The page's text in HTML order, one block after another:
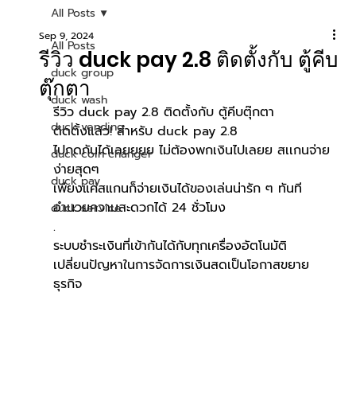
All Posts
duck group
duck wash
duck vending
duck coin changer
duck pay
duck service
All Posts
รีวิว duck pay 2.8 ติดตั้งกับ ตู้คีบ
ตุ๊กตา
Sep 9, 2024
รีวิว duck pay 2.8 ติดตั้งกับ ตู้คีบตุ๊กตา
ติดตั้งแล้ว! สำหรับ duck pay 2.8
ไปกดกันได้เลยยยย ไม่ต้องพกเงินไปเลยย สเเกนจ่าย
ง่ายสุดๆ
เพียงแค่สแกนก็จ่ายเงินได้ของเล่นน่ารัก ๆ ทันที
อำนวยความสะดวกได้ 24 ชั่วโมง
.
ระบบชำระเงินที่เข้ากันได้กับทุกเครื่องอัตโนมัติ
เปลี่ยนปัญหาในการจัดการเงินสดเป็นโอกาสขยาย
ธุรกิจ